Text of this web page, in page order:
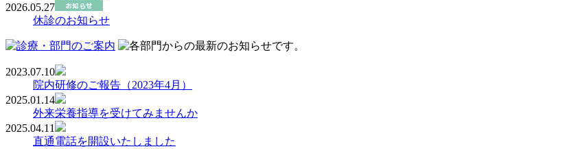
2026.05.27
休診のお知らせ
2023.07.10
院内研修のご報告（2023年4月）
2025.01.14
外来栄養指導を受けてみませんか
2025.04.11
直通電話を開設いたしました